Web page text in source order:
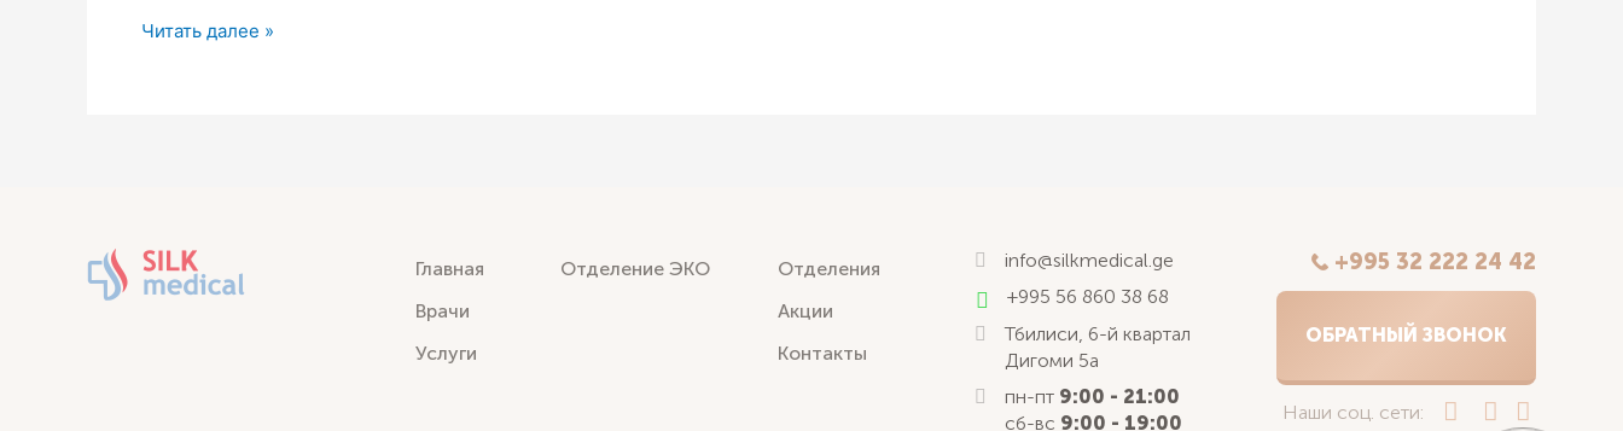
Читать далее »
Главная
Врачи
Услуги
Отделение ЭКО
Отделения
Акции
Контакты
info@silkmedical.ge
+995 56 860 38 68
Тбилиси, 6-й квартал
Дигоми 5а
пн-пт 9:00 - 21:00
сб-вс 9:00 - 19:00
+995 32 222 24 42
ОБРАТНЫЙ ЗВОНОК
Наши соц. сети: